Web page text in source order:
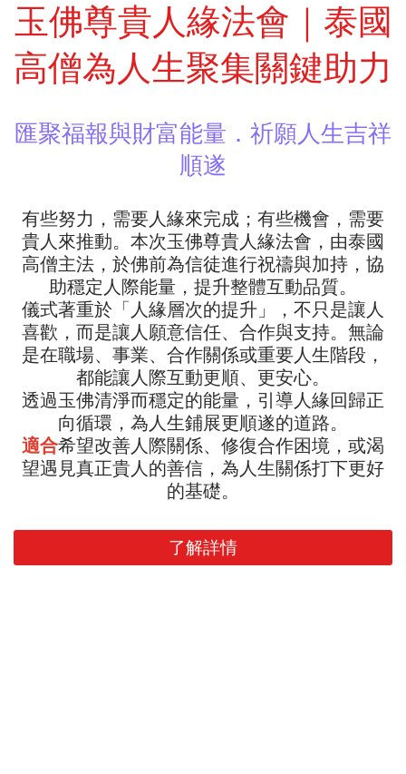
玉佛尊貴人緣法會｜泰國
高僧為人生聚集關鍵助力
匯聚福報與財富能量．祈願人生吉祥
順遂
有些努力，需要人緣來完成；有些機會，需要
貴人來推動。本次玉佛尊貴人緣法會，由泰國
高僧主法，於佛前為信徒進行祝禱與加持，協
助穩定人際能量，提升整體互動品質。
儀式著重於「人緣層次的提升」，不只是讓人
喜歡，而是讓人願意信任、合作與支持。無論
是在職場、事業、合作關係或重要人生階段，
都能讓人際互動更順、更安心。
透過玉佛清淨而穩定的能量，引導人緣回歸正
向循環，為人生鋪展更順遂的道路。
適合希望改善人際關係、修復合作困境，或渴
望遇見真正貴人的善信，為人生關係打下更好
的基礎。
了解詳情